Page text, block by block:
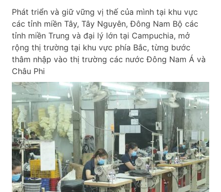
Phát triển và giữ vững vị thế của mình tại khu vực
các tỉnh miền Tây, Tây Nguyên, Đông Nam Bộ các
tỉnh miền Trung và đại lý lớn tại Campuchia, mở
rộng thị trường tại khu vực phía Bắc, từng bước
thâm nhập vào thị trường các nước Đông Nam Á và
Châu Phi